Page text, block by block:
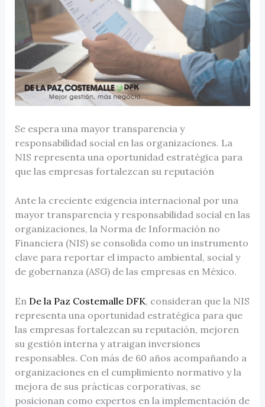
Se espera una mayor transparencia y
responsabilidad social en las organizaciones. La
NIS representa una oportunidad estratégica para
que las empresas fortalezcan su reputación
Ante la creciente exigencia internacional por una
mayor transparencia y responsabilidad social en las
organizaciones, la Norma de Información no
Financiera (NIS) se consolida como un instrumento
clave para reportar el impacto ambiental, social y
de gobernanza (ASG) de las empresas en México.
En De la Paz Costemalle DFK, consideran que la NIS
representa una oportunidad estratégica para que
las empresas fortalezcan su reputación, mejoren
su gestión interna y atraigan inversiones
responsables. Con más de 60 años acompañando a
organizaciones en el cumplimiento normativo y la
mejora de sus prácticas corporativas, se
posicionan como expertos en la implementación de